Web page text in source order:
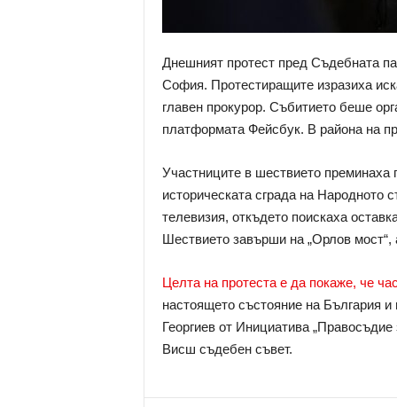
Днешният протест пред Съдебната
София. Протестиращите изразиха
главен прокурор. Събитието беше
платформата Фейсбук. В района на
Участниците в шествието
историческата сграда на Народното
телевизия, откъдето поискаха
Шествието завърши на „Орлов
Целта на протеста е да покаже, че
настоящето състояние на България
Георгиев от Инициатива
Висш съдебен съвет.